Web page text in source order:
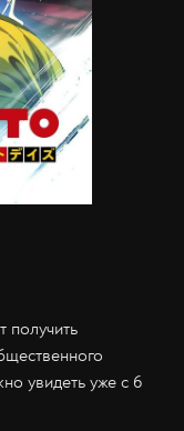
получить
увидеть уже с 6